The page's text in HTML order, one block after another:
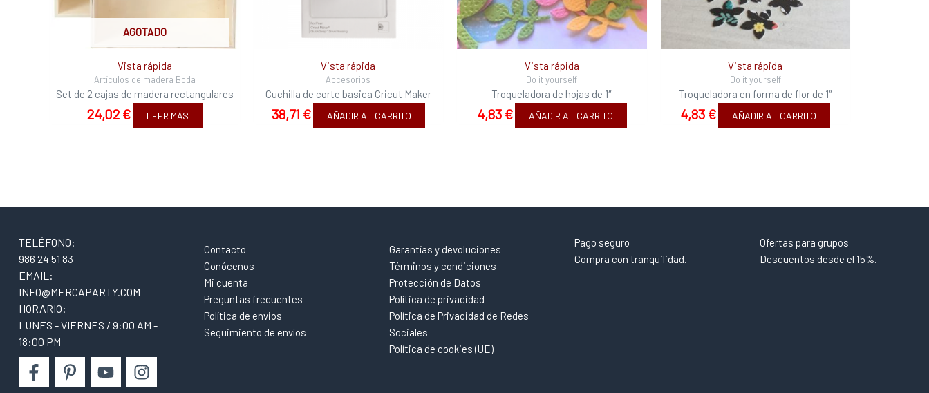
AGOTADO
Vista rápida
Artículos de madera Boda
Set de 2 cajas de madera rectangulares
24,02 € LEER MÁS
Vista rápida
Accesorios
Cuchilla de corte basica Cricut Maker
38,71 € AÑADIR AL CARRITO
Vista rápida
Do it yourself
Troqueladora de hojas de 1″
4,83 € AÑADIR AL CARRITO
Vista rápida
Do it yourself
Troqueladora en forma de flor de 1″
4,83 € AÑADIR AL CARRITO
TELÉFONO:
986 24 51 83
EMAIL:
INFO@MERCAPARTY.COM
HORARIO:
LUNES - VIERNES / 9:00 AM -
18:00 PM
Contacto
Conócenos
Mi cuenta
Preguntas frecuentes
Política de envios
Seguimiento de envíos
Garantías y devoluciones
Términos y condiciones
Protección de Datos
Política de privacidad
Política de Privacidad de Redes
Sociales
Política de cookies (UE)
Pago seguro
Compra con tranquilidad.
Ofertas para grupos
Descuentos desde el 15%.